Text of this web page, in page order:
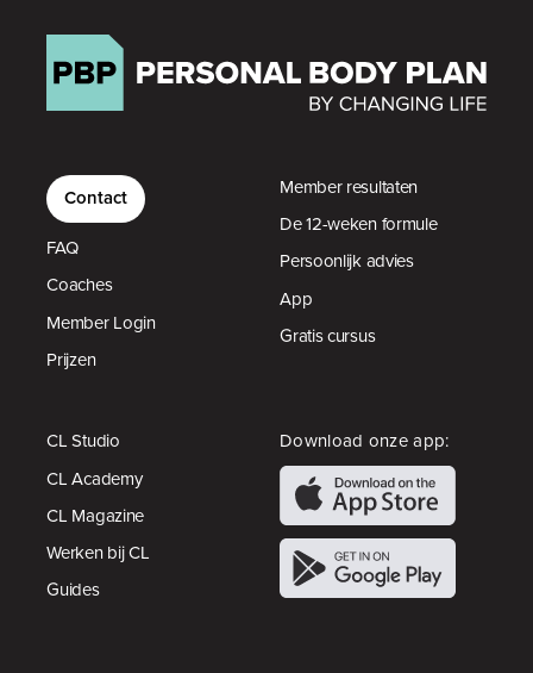
Contact
FAQ
Coaches
Member Login
Prijzen
Member resultaten
De 12-weken formule
Persoonlijk advies
App
Gratis cursus
CL Studio
CL Academy
CL Magazine
Werken bij CL
Guides
Download onze app: